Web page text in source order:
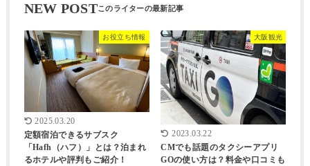
NEW POST
お役立ち情報
2025.03.20
定額宿泊できるサブスク
「Hafh（ハフ）」とは？泊まれ
るホテルや評判もご紹介！
大阪観光
2023.03.22
CMでも話題のタクシーアプリ
GOの使い方は？料金や口コミも